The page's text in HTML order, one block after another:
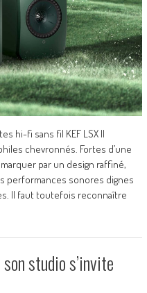
hi-fi sans fil KEF LSX II
chevronnés. Fortes d’une
par un design raffiné,
performances sonores dignes
Il faut toutefois reconnaître
studio s’invite